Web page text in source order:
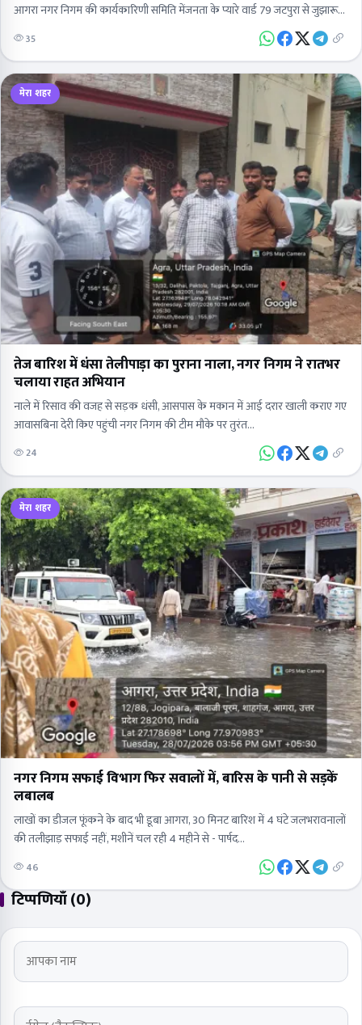
आगरा नगर निगम की कार्यकारिणी समिति मेंजनता के प्यारे वार्ड 79 जटपुरा से जुझारू
पार्षद हैं…
35
मेरा शहर
तेज बारिश में धंसा तेलीपाड़ा का पुराना नाला, नगर निगम ने रातभर
चलाया राहत अभियान
नाले में रिसाव की वजह से सड़क धंसी, आसपास के मकान में आई दरार खाली कराए गए
आवासबिना देरी किए पहुंची नगर निगम की टीम मौके पर तुरंत…
24
मेरा शहर
नगर निगम सफाई विभाग फिर सवालों में, बारिस के पानी से सड़कें
लबालब
लाखों का डीजल फूंकने के बाद भी डूबा आगरा, 30 मिनट बारिश में 4 घंटे जलभरावनालों
की तलीझाड़ सफाई नहीं, मशीनें चल रही 4 महीने से - पार्षद…
46
टिप्पणियाँ (0)